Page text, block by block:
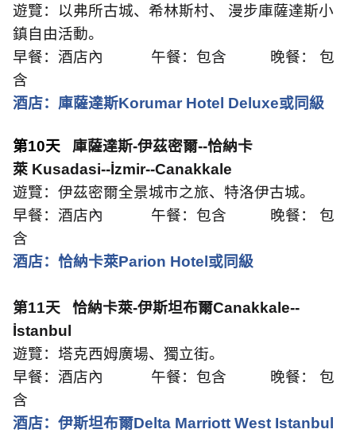
遊覽：以弗所古城、希林斯村、 漫步庫薩達斯小
鎮自由活動。
早餐：酒店內
午餐：包含
晚餐： 包
含
酒店：庫薩達斯Korumar Hotel Deluxe或同級
第10天 庫薩達斯-伊茲密爾--恰納卡
萊 Kusadasi--İzmir--Canakkale
遊覽：伊茲密爾全景城市之旅、特洛伊古城。
早餐：酒店內
午餐：包含
晚餐： 包
含
酒店：恰納卡萊Parion Hotel 或同級
第11天 恰納卡萊-伊斯坦布爾Canakkale--
İstanbul
遊覽：塔克西姆廣場、獨立街。
早餐：酒店內
午餐：包含
晚餐： 包
含
酒店：伊斯坦布爾Delta Marriott West Istanbul